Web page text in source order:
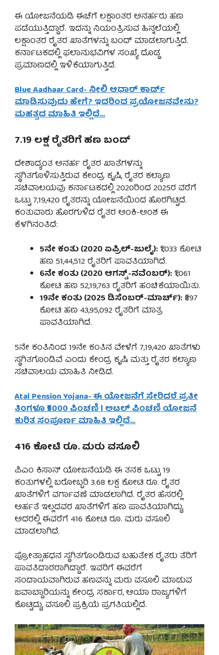
ಈ ಯೋಜನೆಯಡಿ ಈಚೆಗೆ ಲಕ್ಷಾಂತರ ಅನರ್ಹರು ಹಣ
ಪಡೆಯುತ್ತಿದ್ದಾರೆ. ಇದನ್ನು ನಿಯಂತ್ರಿಸುವ ಹಿನ್ನಲೆಯಲ್ಲಿ
ಲಕ್ಷಾಂತರ ರೈತರ ಖಾತೆಗಳನ್ನು ಬಂದ್ ಮಾಡಲಾಗುತ್ತಿದೆ.
ಕರ್ನಾಟಕದಲ್ಲಿ ಫಲಾನುಭವಿಗಳ ಸಂಖ್ಯೆ ದೊಡ್ಡ
ಪ್ರಮಾಣದಲ್ಲಿ ಇಳಿಕೆಯಾಗುತ್ತಿದೆ.
Blue Aadhaar Card- ನೀಲಿ ಆಧಾರ್ ಕಾರ್ಡ್
ಮಾಡಿಸುವುದು ಹೇಗೆ? ಇದರಿಂದ ಪ್ರಯೋಜನವೇನು?
ಮಹತ್ವದ ಮಾಹಿತಿ ಇಲ್ಲಿದೆ…
7.19 ಲಕ್ಷ ರೈತರಿಗೆ ಹಣ ಬಂದ್
ದೇಶಾದ್ಯಂತ ಅನರ್ಹ ರೈತರ ಖಾತೆಗಳನ್ನು
ಸ್ಥಗಿತಗೊಳಿಸುತ್ತಿರುವ ಕೇಂದ್ರ ಕೃಷಿ, ರೈತರ ಕಲ್ಯಾಣ
ಸಚಿವಾಲಯವು ಕರ್ನಾಟಕದಲ್ಲಿ 2020ರಿಂದ 2025ರ ವರೆಗೆ
ಒಟ್ಟು 7,19,420 ರೈತರನ್ನು ಯೋಜನೆಯಿಂದ ಹೊರಗಿಟ್ಟಿದೆ.
ಕಂತುವಾರು ಹೊರಗುಳಿದ ರೈತರ ಅಂಕಿ-ಅಂಶ ಈ
ಕೆಳಗಿನಂತಿದೆ:
5ನೇ ಕಂತು (2020 ಏಪ್ರಿಲ್-ಜುಲೈ):₹1,033 ಕೋಟಿ
ಹಣ 51,44,512 ರೈತರಿಗೆ ಪಾವತಿಯಾಗಿದೆ.
6ನೇ ಕಂತು (2020 ಆಗಸ್ಟ್-ನವೆಂಬರ್):₹1,061
ಕೋಟಿ ಹಣ 52,19,763 ರೈತರಿಗೆ ಹಂಚಿಕೆಯಾಯಿತು.
19ನೇ ಕಂತು (2025 ಡಿಸೆಂಬರ್-ಮಾರ್ಚ್):₹897
ಕೋಟಿ ಹಣ 43,95,092 ರೈತರಿಗೆ ಮಾತ್ರ
ಪಾವತಿಯಾಗಿದೆ.
5ನೇ ಕಂತಿನಿಂದ 19ನೇ ಕಂತಿನ ವೇಳೆಗೆ 7,19,420 ಖಾತೆಗಳು
ಸ್ಥಗಿತಗೊಂಡಿವೆ ಎಂದು ಕೇಂದ್ರ ಕೃಷಿ ಮತ್ತು ರೈತರ ಕಲ್ಯಾಣ
ಸಚಿವಾಲಯ ಮಾಹಿತಿ ನೀಡಿದೆ.
Atal Pension Yojana- ಈ ಯೋಜನೆಗೆ ಸೇರಿದರೆ ಪ್ರತೀ
ತಿಂಗಳೂ ₹5000 ಪಿಂಚಣಿ | ಅಟಲ್ ಪಿಂಚಣಿ ಯೋಜನೆ
ಕುರಿತ ಸಂಪೂರ್ಣ ಮಾಹಿತಿ ಇಲ್ಲಿದೆ…
416 ಕೋಟಿ ರೂ. ಮರು ವಸೂಲಿ
ಪಿಎಂ ಕಿಸಾನ್ ಯೋಜನೆಯಡಿ ಈ ತನಕ ಒಟ್ಟು 19
ಕಂತುಗಳಲ್ಲಿ ಬರೋಬ್ಬರಿ 3.68 ಲಕ್ಷ ಕೋಟಿ ರೂ. ರೈತರ
ಖಾತೆಗಳಿಗೆ ವರ್ಗಾವಣೆ ಮಾಡಲಾಗಿದೆ. ರೈತರ ಹೆಸರಲ್ಲಿ
ಅರ್ಹತೆ ಇಲ್ಲದವರ ಖಾತೆಗಳಿಗೆ ಹಣ ಪಾವತಿಯಾಗಿದ್ದು,
ಅದರಲ್ಲಿ ಈವರೆಗೆ 416 ಕೋಟಿ ರೂ. ಮರು ವಸೂಲಿ
ಮಾಡಲಾಗಿದೆ.
ಪ್ರೋತ್ಸಾಹಧನ ಸ್ಥಗಿತಗೊಂಡಿರುವ ಬಹುತೇಕ ರೈತರು ತೆರಿಗೆ
ಪಾವತಿದಾರರಾಗಿದ್ದಾರೆ. ಇವರಿಗೆ ಈವರೆಗೆ
ಸಂದಾಯವಾಗಿರುವ ಹಣವನ್ನು ಮರು ವಸೂಲಿ ಮಾಡುವ
ಜವಾಬ್ದಾರಿಯನ್ನು ಕೇಂದ್ರ ಸರ್ಕಾರ, ಆಯಾ ರಾಜ್ಯಗಳಿಗೆ
ಕೊಟ್ಟಿದ್ದು, ವಸೂಲಿ ಪ್ರಕ್ರಿಯೆ ಪ್ರಗತಿಯಲ್ಲಿದೆ.